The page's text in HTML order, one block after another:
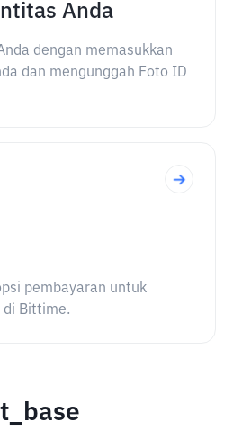
Anda
dengan memasukkan
dan mengunggah Foto ID
pembayaran untuk
di Bittime.